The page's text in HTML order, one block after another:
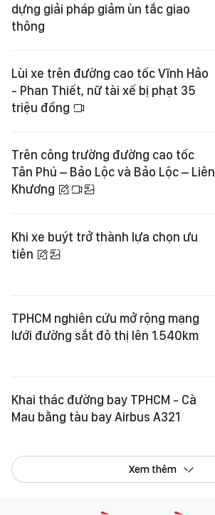
dựng giải pháp giảm ùn tắc giao
thông
Lùi xe trên đường cao tốc Vĩnh Hảo
- Phan Thiết, nữ tài xế bị phạt 35
triệu đồng
Trên công trường đường cao tốc
Tân Phú – Bảo Lộc và Bảo Lộc – Liên
Khương
Khi xe buýt trở thành lựa chọn ưu
tiên
TPHCM nghiên cứu mở rộng mạng
lưới đường sắt đô thị lên 1.540km
Khai thác đường bay TPHCM - Cà
Mau bằng tàu bay Airbus A321
Xem thêm